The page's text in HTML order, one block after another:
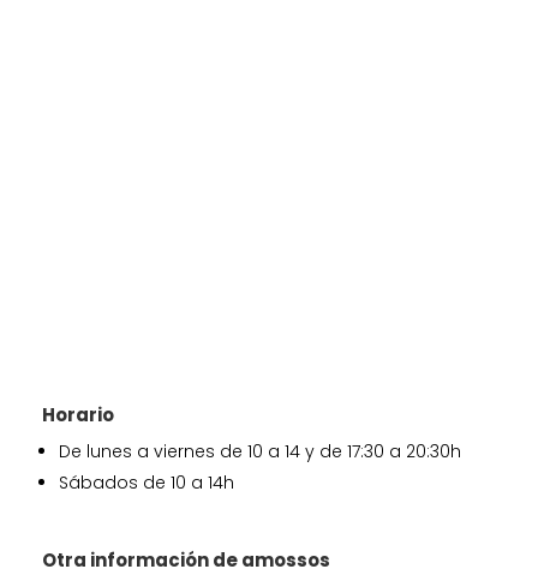
Horario
De lunes a viernes de 10 a 14 y de 17:30 a 20:30h
Sábados de 10 a 14h
Otra información de amossos